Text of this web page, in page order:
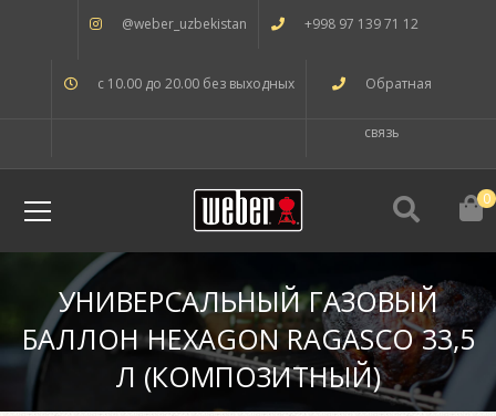
@weber_uzbekistan +998 97 139 71 12
с 10.00 до 20.00 без выходных Обратная
связь
0
УНИВЕРСАЛЬНЫЙ ГАЗОВЫЙ
БАЛЛОН HEXAGON RAGASCO 33,5
Л (КОМПОЗИТНЫЙ)